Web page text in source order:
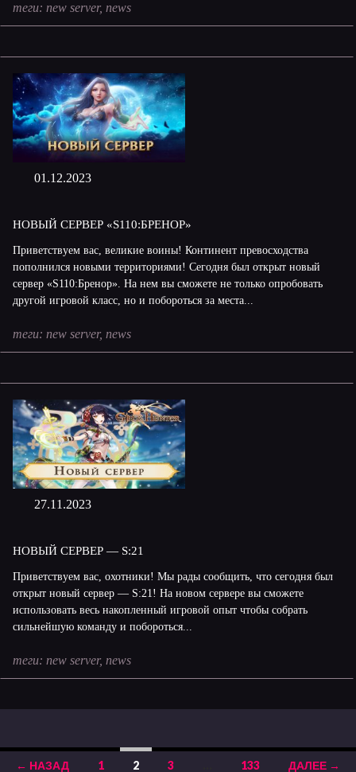
теги: new server, news
01.12.2023
НОВЫЙ СЕРВЕР «S110:БРЕНОР»
Приветствуем вас, великие воины! Континент превосходства
пополнился новыми территориями! Сегодня был открыт новый
сервер «S110:Бренор». На нем вы сможете не только опробовать
другой игровой класс, но и побороться за места...
теги: new server, news
27.11.2023
НОВЫЙ СЕРВЕР — S:21
Приветствуем вас, охотники! Мы рады сообщить, что сегодня был
открыт новый сервер — S:21! На новом сервере вы сможете
использовать весь накопленный игровой опыт чтобы собрать
сильнейшую команду и побороться...
теги: new server, news
← НАЗАД 1 2 3 133 ДАЛЕЕ →